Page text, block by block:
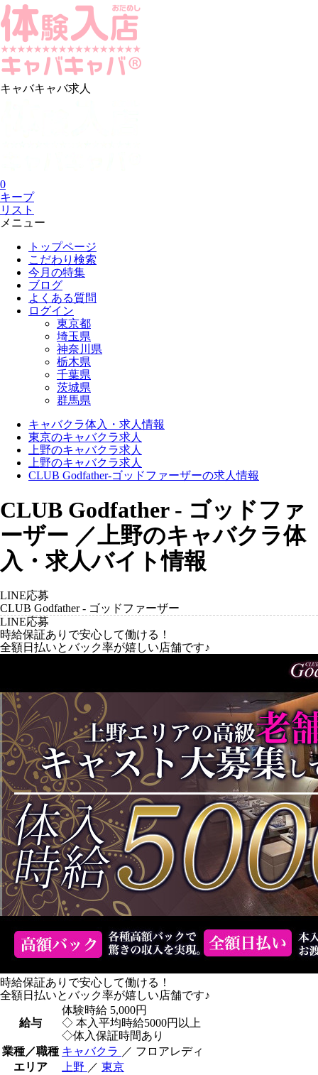
キャバキャバ求人
0
キープ
リスト
メニュー
トップページ
こだわり検索
今月の特集
ブログ
よくある質問
ログイン
東京都
埼玉県
神奈川県
栃木県
千葉県
茨城県
群馬県
キャバクラ体入・求人情報
東京のキャバクラ求人
上野のキャバクラ求人
上野のキャバクラ求人
CLUB Godfather-ゴッドファーザーの求人情報
CLUB Godfather - ゴッドファ
ーザー ／上野のキャバクラ体
入・求人バイト情報
LINE応募
CLUB Godfather - ゴッドファーザー
LINE応募
時給保証ありで安心して働ける！
全額日払いとバック率が嬉しい店舗です♪
時給保証ありで安心して働ける！
全額日払いとバック率が嬉しい店舗です♪
給与
体験時給 5,000円
◇ 本入平均時給5000円以上
◇体入保証時間あり
業種／職種 キャバクラ ／ フロアレディ
エリア
上野 ／ 東京